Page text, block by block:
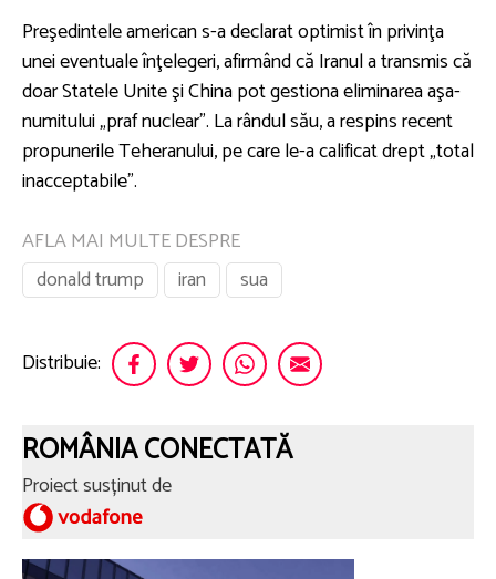
Preşedintele american s-a declarat optimist în privinţa
unei eventuale înţelegeri, afirmând că Iranul a transmis că
doar Statele Unite şi China pot gestiona eliminarea aşa-
numitului „praf nuclear”. La rândul său, a respins recent
propunerile Teheranului, pe care le-a calificat drept „total
inacceptabile”.
AFLA MAI MULTE DESPRE
donald trump
iran sua
Distribuie:
ROMÂNIA CONECTATĂ
Proiect susținut de